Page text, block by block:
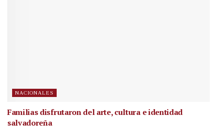
NACIONALES
Familias disfrutaron del arte, cultura e identidad
salvadoreña